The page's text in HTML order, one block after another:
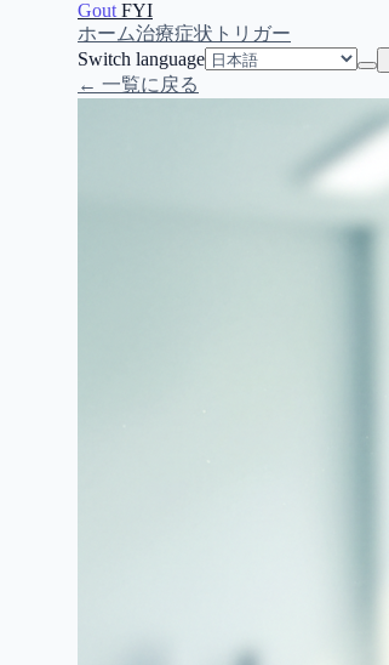
Gout FYI
ホーム治療症状 トリガー
Switch language
← 一覧に戻る